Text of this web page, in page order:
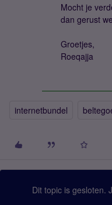
Mocht je
dan gerust
Groetjes,
Roeqajja
internetbundel
Dit topic is gesloten.